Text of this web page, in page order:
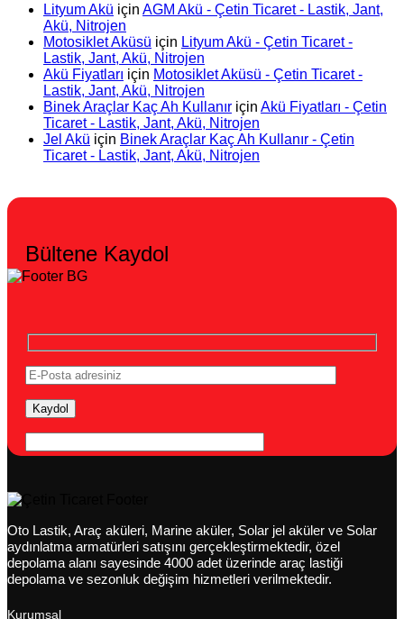
Lityum Akü için AGM Akü - Çetin Ticaret - Lastik, Jant,
Akü, Nitrojen
Motosiklet Aküsü için Lityum Akü - Çetin Ticaret -
Lastik, Jant, Akü, Nitrojen
Akü Fiyatları için Motosiklet Aküsü - Çetin Ticaret -
Lastik, Jant, Akü, Nitrojen
Binek Araçlar Kaç Ah Kullanır için Akü Fiyatları - Çetin
Ticaret - Lastik, Jant, Akü, Nitrojen
Jel Akü için Binek Araçlar Kaç Ah Kullanır - Çetin
Ticaret - Lastik, Jant, Akü, Nitrojen
Bültene Kaydol
Oto Lastik, Araç aküleri, Marine aküler, Solar jel aküler ve Solar
aydınlatma armatürleri satışını gerçekleştirmektedir, özel
depolama alanı sayesinde 4000 adet üzerinde araç lastiği
depolama ve sezonluk değişim hizmetleri verilmektedir.
Kurumsal